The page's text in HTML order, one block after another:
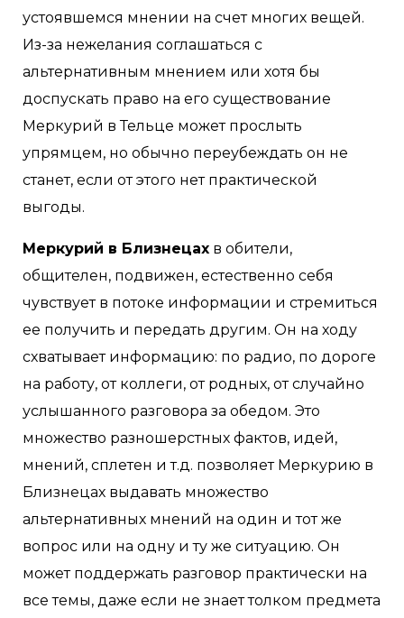
устоявшемся мнении на счет многих вещей.
Из-за нежелания соглашаться с
альтернативным мнением или хотя бы
доспускать право на его существование
Меркурий в Тельце может прослыть
упрямцем, но обычно переубеждать он не
станет, если от этого нет практической
выгоды.
Меркурий в Близнецах в обители,
общителен, подвижен, естественно себя
чувствует в потоке информации и стремиться
ее получить и передать другим. Он на ходу
схватывает информацию: по радио, по дороге
на работу, от коллеги, от родных, от случайно
услышанного разговора за обедом. Это
множество разношерстных фактов, идей,
мнений, сплетен и т.д. позволяет Меркурию в
Близнецах выдавать множество
альтернативных мнений на один и тот же
вопрос или на одну и ту же ситуацию. Он
может поддержать разговор практически на
все темы, даже если не знает толком предмета